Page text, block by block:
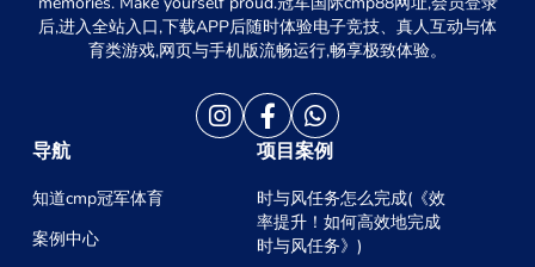
后,进入全站入口,下载APP后随时体验电子竞技、真人互动与体
育类游戏,网页与手机版流畅运行,畅享极致体验。
导航
知道cmp冠军体育
案例中心
项目案例
时与风任务怎么完成(《效
率提升！如何高效地完成
时与风任务》)